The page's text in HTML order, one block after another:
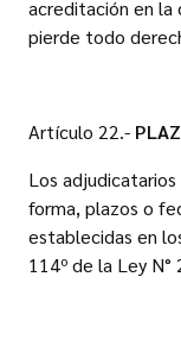
acreditación en la
pierde todo
Artículo 22.-
Los
forma, plazos o
establecidas en
114º de la Ley N°